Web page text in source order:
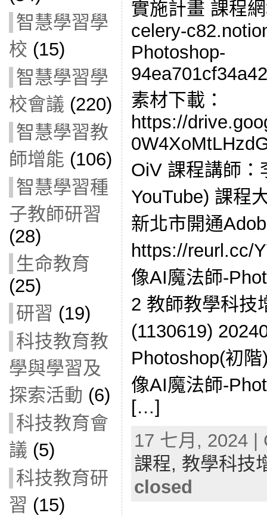
智慧學習學
校 (15)
智慧學習學
校會議 (220)
智慧學習教
師增能 (106)
智慧學習種
子教師研習
(28)
生命教育
(25)
研習 (19)
科技教育教
學與學習及
探索活動 (6)
科技教育會
議 (5)
科技教育研
習 (15)
實施計畫 課程
celery-
Photoshop-
素材下載：
https://
OiV 課程講師
YouTube) 課程
新北市開通
https://reurl.cc/
像AI魔法師-
2 教師教學科技
(1130619)
Photoshop(初
像AI魔法師-
[…]
17 七月, 2024 |
課程, 教學科技
closed